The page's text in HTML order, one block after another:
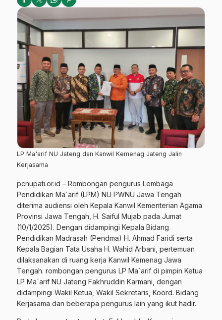
LP Ma'arif NU Jateng dan Kanwil Kemenag Jateng Jalin
Kerjasama
pcnupati.or.id – Rombongan pengurus Lembaga
Pendidikan Ma`arif (LPM) NU PWNU Jawa Tengah
diterima audiensi oleh Kepala Kanwil Kementerian Agama
Provinsi Jawa Tengah, H. Saiful Mujab pada Jumat
(10/1/2025). Dengan didampingi Kepala Bidang
Pendidikan Madrasah (Pendma) H. Ahmad Faridi serta
Kepala Bagian Tata Usaha H. Wahid Arbani, pertemuan
dilaksanakan di ruang kerja Kanwil Kemenag Jawa
Tengah. rombongan pengurus LP Ma`arif di pimpin Ketua
LP Ma`arif NU Jateng Fakhruddin Karmani, dengan
didampingi Wakil Ketua, Wakil Sekretaris, Koord. Bidang
Kerjasama dan beberapa pengurus lain yang ikut hadir.